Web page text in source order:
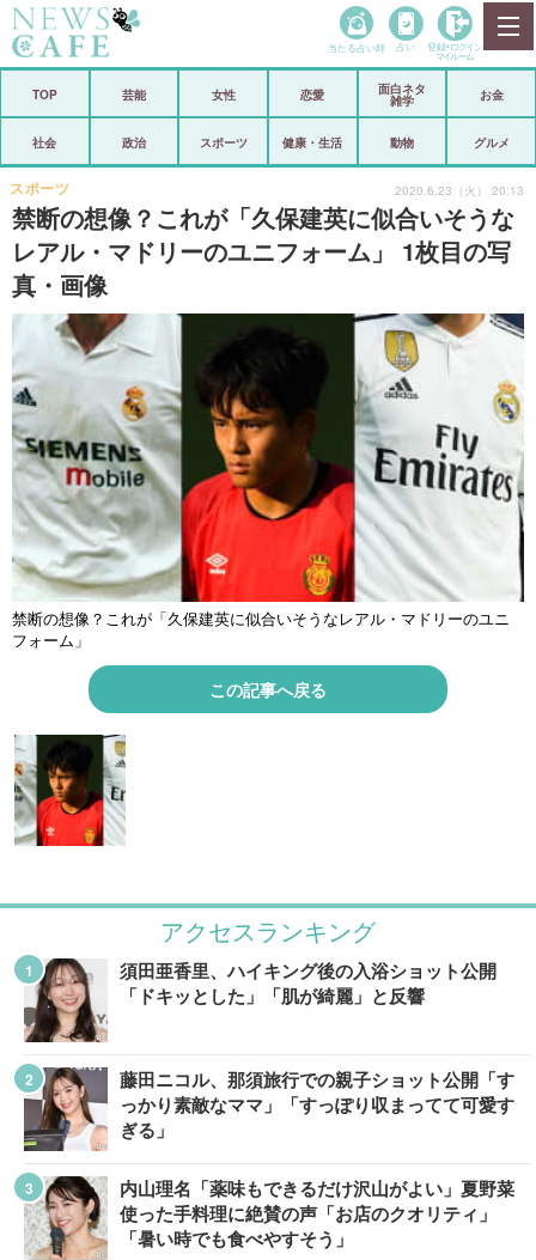
政治
経済
芸能 スポーツ
恋愛
コメントポスト アリ／ナシ
ショップ
登録・ログイン/マイルーム
当たる占い師 占い 登録• ログイン
マイルーム
TOP 芸能 女性 恋愛
面白ネタ
雑学
お金
社会 政治 スポーツ 健康・生活 動物 グルメ
禁断の想像？これが「久保建英に似合いそうな
レアル・マドリーのユニフォーム」 1枚目の写
真・画像
スポーツ 2020.6.23（火） 20:13
禁断の想像？これが「久保建英に似合いそうなレアル・マドリーのユニ
フォーム」
この記事へ戻る
アクセスランキング
須田亜香里、ハイキング後の入浴ショット公開
「ドキッとした」「肌が綺麗」と反響
藤田ニコル、那須旅行での親子ショット公開「す
っかり素敵なママ」「すっぽり収まってて可愛す
ぎる」
内山理名「薬味もできるだけ沢山がよい」夏野菜
使った手料理に絶賛の声「お店のクオリティ」
「暑い時でも食べやすそう」